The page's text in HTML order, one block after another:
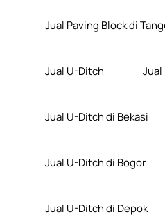
Jual Paving Block di
Jual U-Ditch Jual
Jual U-Ditch di Bekasi
Jual U-Ditch di Bogor
Jual U-Ditch di Depok